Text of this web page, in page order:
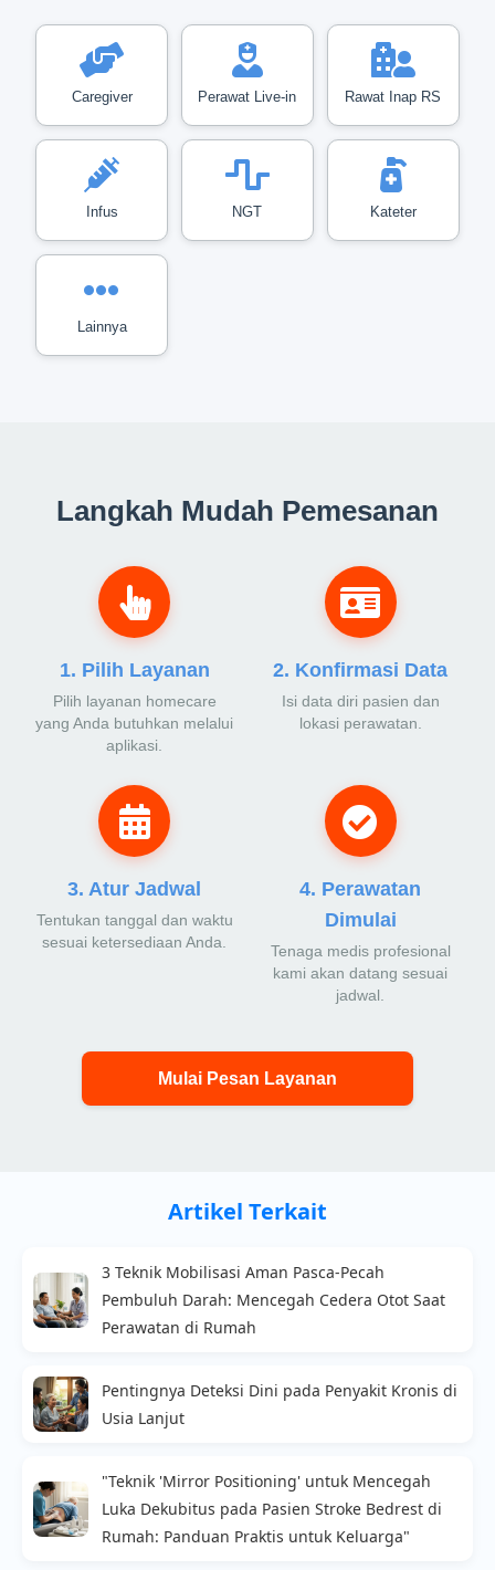
Caregiver Perawat Live-in Rawat Inap RS
Infus NGT Kateter
Lainnya
Langkah Mudah Pemesanan
1. Pilih Layanan
Pilih layanan homecare
yang Anda butuhkan melalui
aplikasi.
2. Konfirmasi Data
Isi data diri pasien dan
lokasi perawatan.
3. Atur Jadwal
Tentukan tanggal dan waktu
sesuai ketersediaan Anda.
4. Perawatan
Dimulai
Tenaga medis profesional
kami akan datang sesuai
jadwal.
Mulai Pesan Layanan
Artikel Terkait
3 Teknik Mobilisasi Aman Pasca-Pecah
Pembuluh Darah: Mencegah Cedera Otot Saat
Perawatan di Rumah
Pentingnya Deteksi Dini pada Penyakit Kronis di
Usia Lanjut
"Teknik 'Mirror Positioning' untuk Mencegah
Luka Dekubitus pada Pasien Stroke Bedrest di
Rumah: Panduan Praktis untuk Keluarga"